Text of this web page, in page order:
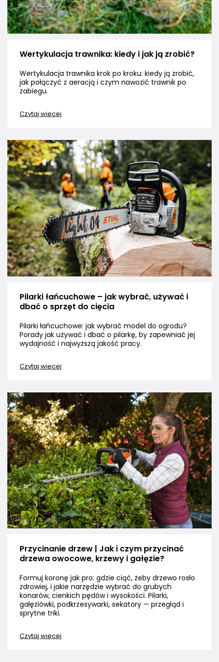
Wertykulacja trawnika: kiedy i jak ją zrobić?
Wertykulacja trawnika krok po kroku: kiedy ją zrobić,
jak połączyć z aeracją i czym nawozić trawnik po
zabiegu.
Czytaj więcej
Pilarki łańcuchowe – jak wybrać, używać i
dbać o sprzęt do cięcia
Pilarki łańcuchowe: jak wybrać model do ogrodu?
Porady jak używać i dbać o pilarkę, by zapewniać jej
wydajność i najwyższą jakość pracy.
Czytaj więcej
Przycinanie drzew | Jak i czym przycinać
drzewa owocowe, krzewy i gałęzie?
Formuj koronę jak pro: gdzie ciąć, żeby drzewo rosło
zdrowiej, i jakie narzędzie wybrać do grubych
konarów, cienkich pędów i wysokości. Pilarki,
gałęziówki, podkrzesywarki, sekatory — przegląd i
sprytne triki.
Czytaj więcej